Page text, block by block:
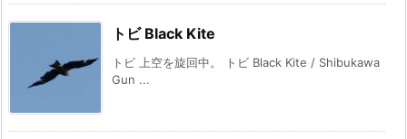
トビ Black Kite
トビ 上空を旋回中。 トビ Black Kite / Shibukawa
Gun ...